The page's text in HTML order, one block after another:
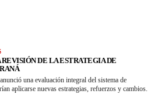
DE LA ESTRATEGIA DE
una evaluación integral del sistema de
aplicarse nuevas estrategias, refuerzos y cambios.